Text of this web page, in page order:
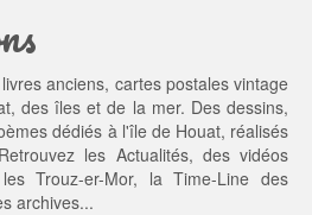
t :
5,
0
0 €.
anciens, cartes postales vintage
des îles et de la mer. Des dessins,
dédiés à l'île de Houat, réalisés
les Actualités, des vidéos
Trouz-er-Mor, laTime-Line des
archives...